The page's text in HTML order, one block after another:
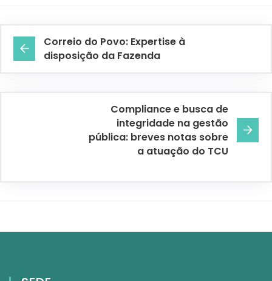
Correio do Povo: Expertise à
disposição da Fazenda
Compliance e busca de
integridade na gestão
pública: breves notas sobre
a atuação do TCU